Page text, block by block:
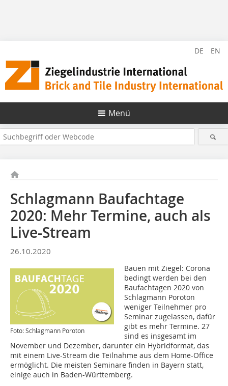
DE EN
Menü
Schlagmann Baufachtage
2020: Mehr Termine, auch als
Live-Stream
26.10.2020
Foto: Schlagmann Poroton
Bauen mit Ziegel: Corona
bedingt werden bei den
Baufachtagen 2020 von
Schlagmann Poroton
weniger Teilnehmer pro
Seminar zugelassen, dafür
gibt es mehr Termine. 27
sind es insgesamt im
November und Dezember, darunter ein Hybridformat, das
mit einem Live-Stream die Teilnahme aus dem Home-Office
ermöglicht. Die meisten Seminare finden in Bayern statt,
einige auch in Baden-Württemberg.